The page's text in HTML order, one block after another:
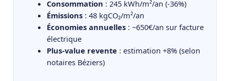
Consommation : 245 kWh/m²/an (-36%)
Émissions: 48 kgCO₂/m²/an
Économies annuelles: ~650€/an sur facture
électrique
Plus-value revente : estimation +8% (selon
notaires Béziers)